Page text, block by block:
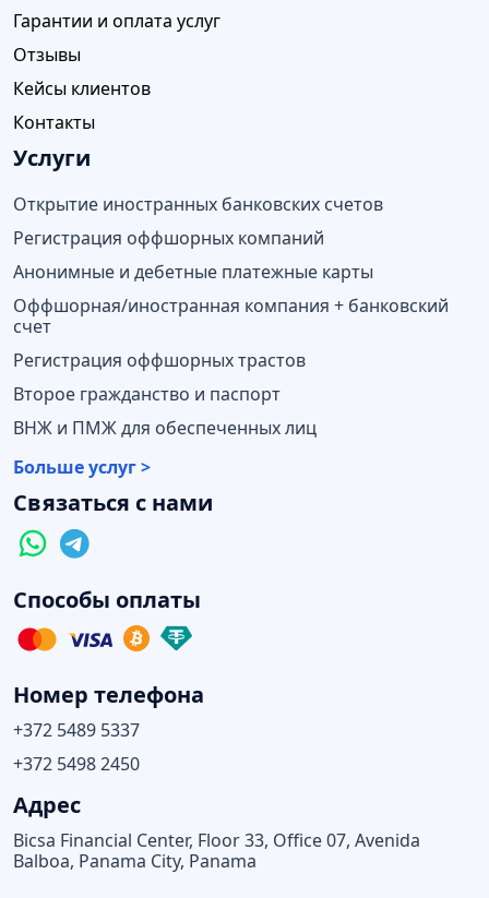
Гарантии и оплата услуг
Отзывы
Кейсы клиентов
Контакты
Услуги
Открытие иностранных банковских счетов
Регистрация оффшорных компаний
Анонимные и дебетные платежные карты
Оффшорная/иностранная компания + банковский
счет
Регистрация оффшорных трастов
Второе гражданство и паспорт
ВНЖ и ПМЖ для обеспеченных лиц
Больше услуг >
Связаться с нами
Способы оплаты
Номер телефона
+372 5489 5337
+372 5498 2450
Адрес
Bicsa Financial Center, Floor 33, Office 07, Avenida
Balboa, Panama City, Panama